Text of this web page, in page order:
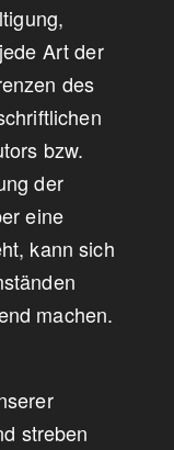
Art der
des
bzw.
der
eine
kann sich
machen.
streben